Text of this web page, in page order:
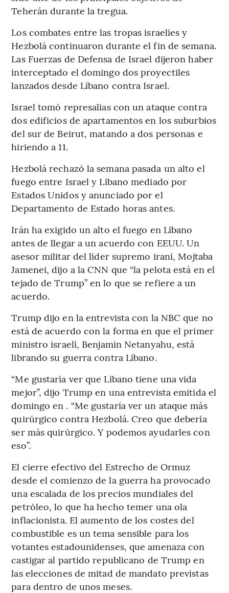
Teherán durante la tregua.
Los combates entre las tropas israelíes y
Hezbolá continuaron durante el fin de semana.
Las Fuerzas de Defensa de Israel dijeron haber
interceptado el domingo dos proyectiles
lanzados desde Líbano contra Israel.
Israel tomó represalias con un ataque contra
dos edificios de apartamentos en los suburbios
del sur de Beirut, matando a dos personas e
hiriendo a 11.
Hezbolá rechazó la semana pasada un alto el
fuego entre Israel y Líbano mediado por
Estados Unidos y anunciado por el
Departamento de Estado horas antes.
Irán ha exigido un alto el fuego en Líbano
antes de llegar a un acuerdo con EEUU. Un
asesor militar del líder supremo iraní, Mojtaba
Jamenei, dijo a la CNN que “la pelota está en el
tejado de Trump” en lo que se refiere a un
acuerdo.
Trump dijo en la entrevista con la NBC que no
está de acuerdo con la forma en que el primer
ministro israelí, Benjamin Netanyahu, está
librando su guerra contra Líbano.
“Me gustaría ver que Líbano tiene una vida
mejor”, dijo Trump en una entrevista emitida el
domingo en . “Me gustaría ver un ataque más
quirúrgico contra Hezbolá. Creo que debería
ser más quirúrgico. Y podemos ayudarles con
eso”.
El cierre efectivo del Estrecho de Ormuz
desde el comienzo de la guerra ha provocado
una escalada de los precios mundiales del
petróleo, lo que ha hecho temer una ola
inflacionista. El aumento de los costes del
combustible es un tema sensible para los
votantes estadounidenses, que amenaza con
castigar al partido republicano de Trump en
las elecciones de mitad de mandato previstas
para dentro de unos meses.